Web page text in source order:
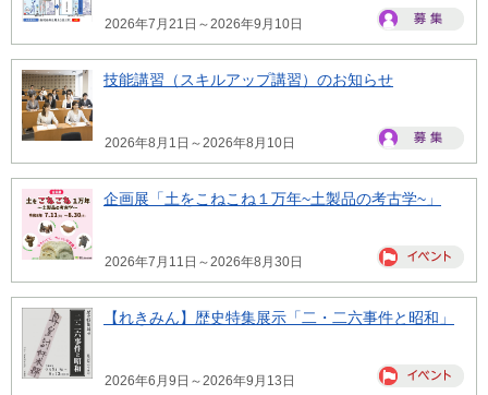
2026年7月21日～2026年9月10日
技能講習（スキルアップ講習）のお知らせ
2026年8月1日～2026年8月10日
企画展「土をこねこね１万年~土製品の考古学~」
2026年7月11日～2026年8月30日
【れきみん】歴史特集展示「二・二六事件と昭和」
2026年6月9日～2026年9月13日